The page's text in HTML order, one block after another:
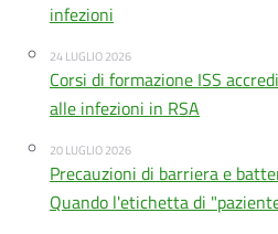
infezioni
24 LUGLIO 2026
Corsi di formazione ISS
alle infezioni in RSA
20 LUGLIO 2026
Precauzioni di barriera e
Quando l'etichetta di